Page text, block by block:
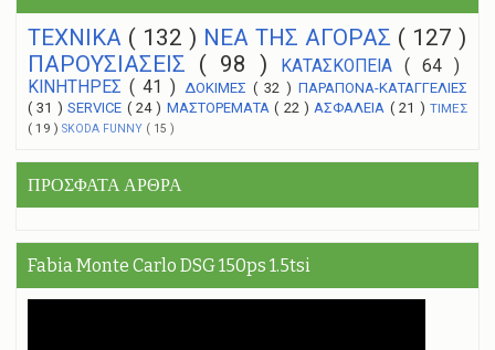
ΤΕΧΝΙΚΑ ( 132 ) NEA THΣ ΑΓΟΡΑΣ ( 127 )
ΠΑΡΟΥΣΙΑΣΕΙΣ ( 98 ) ΚΑΤΑΣΚΟΠΕΙΑ ( 64 )
ΚΙΝΗΤΗΡΕΣ( 41 ) ΔΟΚΙΜΕΣ ( 32 ) ΠΑΡΑΠΟΝΑ-ΚΑΤΑΓΓΕΛΙΕΣ
( 31 )SERVICE ( 24 ) ΜΑΣΤΟΡΕΜΑΤΑ( 22 ) ΑΣΦΑΛΕΙΑ ( 21 )ΤΙΜΕΣ
( 19 ) SKODA FUNNY ( 15 )
ΠΡΟΣΦΑΤΑ ΑΡΘΡΑ
Fabia Monte Carlo DSG 150ps 1.5tsi